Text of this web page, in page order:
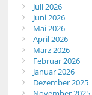
Juli 2026
Juni 2026
Mai 2026
April 2026
März 2026
Februar 2026
Januar 2026
Dezember 2025